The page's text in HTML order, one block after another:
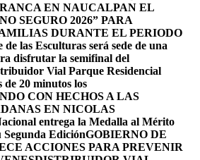
EN NAUCALPAN EL
SEGURO 2026” PARA
DURANTE EL PERIODO
de las Esculturas será sede de una
disfrutar la semifinal del
Vial Parque Residencial
20 minutos los
CON HECHOS A LAS
EN NICOLAS
entrega la Medalla al Mérito
Segunda EdiciónGOBIERNO DE
ACCIONES PARA PREVENIR